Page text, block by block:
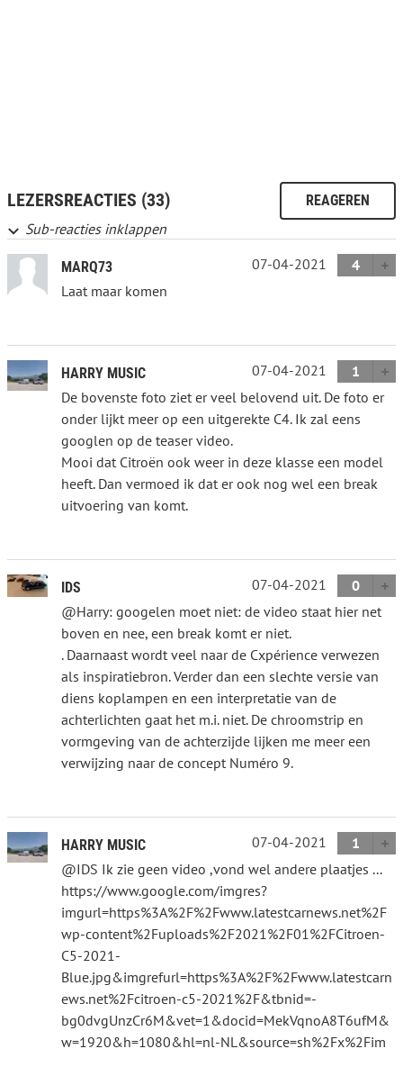
LEZERSREACTIES (33) REAGEREN
Sub-reacties inklappen
MARQ73 07-04-2021
4
Laat maar komen
HARRY MUSIC 07-04-2021
1
De bovenste foto ziet er veel belovend uit. De foto er
onder lijkt meer op een uitgerekte C4. Ik zal eens
googlen op de teaser video.
Mooi dat Citroën ook weer in deze klasse een model
heeft. Dan vermoed ik dat er ook nog wel een break
uitvoering van komt.
IDS 07-04-2021
0
@Harry: googelen moet niet: de video staat hier net
boven en nee, een break komt er niet.
. Daarnaast wordt veel naar de Cxpérience verwezen
als inspiratiebron. Verder dan een slechte versie van
diens koplampen en een interpretatie van de
achterlichten gaat het m.i. niet. De chroomstrip en
vormgeving van de achterzijde lijken me meer een
verwijzing naar de concept Numéro 9.
HARRY MUSIC 07-04-2021
1
@IDS Ik zie geen video ,vond wel andere plaatjes ...
https://www.google.com/imgres?
imgurl=https%3A%2F%2Fwww.latestcarnews.net%2F
wp-content%2Fuploads%2F2021%2F01%2FCitroen-
C5-2021-
Blue.jpg&imgrefurl=https%3A%2F%2Fwww.latestcarn
ews.net%2Fcitroen-c5-2021%2F&tbnid=-
bg0dvgUnzCr6M&vet=1&docid=MekVqnoA8T6ufM&
w=1920&h=1080&hl=nl-NL&source=sh%2Fx%2Fim